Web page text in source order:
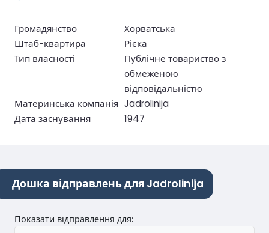
Громадянство
Хорватська
Штаб-квартира
Рієка
Тип власності
Публічне товариство з
обмеженою
відповідальністю
Материнська компанія Jadrolinija
Дата заснування
1947
Дошка відправлень для Jadrolinija
Показати відправлення для: